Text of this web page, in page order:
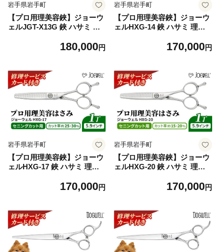
岩手県岩手町
【プロ用理美容鋏】ジョーウ
ェルJGT-X13G 鋏 ハサミ 理
180,000円
岩手県岩手町
【プロ用理美容鋏】ジョーウ
ェルHXG-14 鋏 ハサミ 理美
170,000円
岩手県岩手町
【プロ用理美容鋏】ジョーウ
ェルHXG-17 鋏 ハサミ 理美
170,000円
岩手県岩手町
【プロ用理美容鋏】ジョーウ
ェルHXG-20 鋏 ハサミ 理美
170,000円